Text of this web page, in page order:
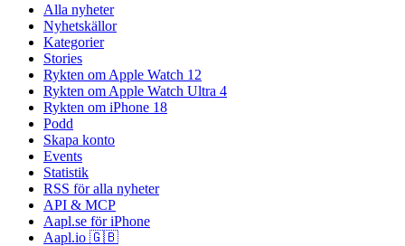
Alla nyheter
Nyhetskällor
Kategorier
Stories
Rykten om Apple Watch 12
Rykten om Apple Watch Ultra 4
Rykten om iPhone 18
Podd
Skapa konto
Events
Statistik
RSS för alla nyheter
API & MCP
Aapl.se för iPhone
Aapl.io 🇬🇧